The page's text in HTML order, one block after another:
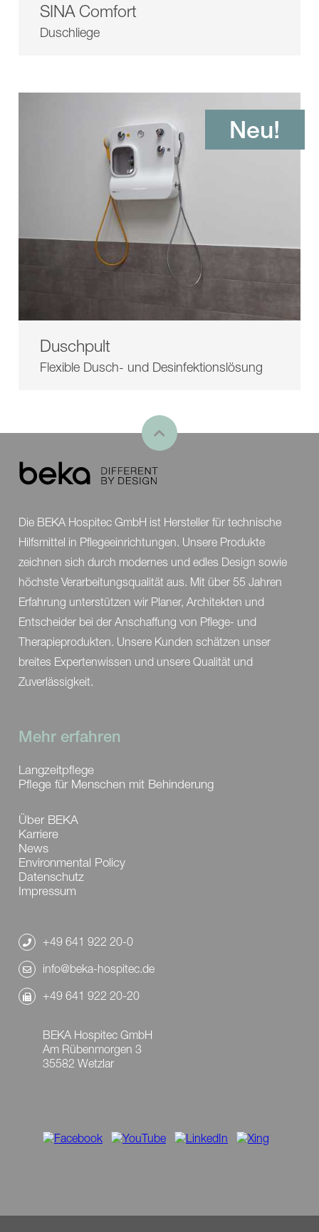
SINA Comfort
Duschliege
Neu!
Duschpult
Flexible Dusch- und Desinfektionslösung
Die BEKA Hospitec GmbH ist Hersteller für technische
Hilfsmittel in Pflegeeinrichtungen. Unsere Produkte
zeichnen sich durch modernes und edles Design sowie
höchste Verarbeitungsqualität aus. Mit über 55 Jahren
Erfahrung unterstützen wir Planer, Architekten und
Entscheider bei der Anschaffung von Pflege- und
Therapieprodukten. Unsere Kunden schätzen unser
breites Expertenwissen und unsere Qualität und
Zuverlässigkeit.
Mehr erfahren
Langzeitpflege
Pflege für Menschen mit Behinderung
Über BEKA
Karriere
News
Environmental Policy
Datenschutz
Impressum
+49 641 922 20-0
info@beka-hospitec.de
+49 641 922 20-20
BEKA Hospitec GmbH
Am Rübenmorgen 3
35582 Wetzlar